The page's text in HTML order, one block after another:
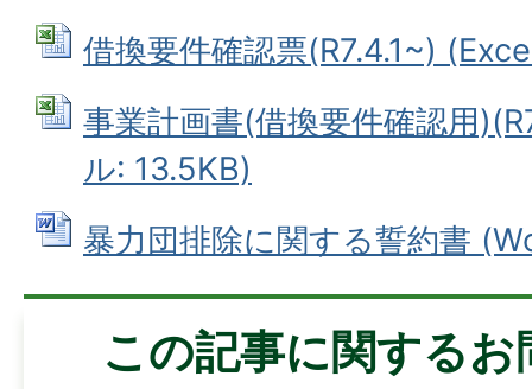
借換要件確認票(R7.4.1~)
事業計画書(借換要件確認用
ル: 13.5KB)
暴力団排除に関する誓約書
この記事に関する